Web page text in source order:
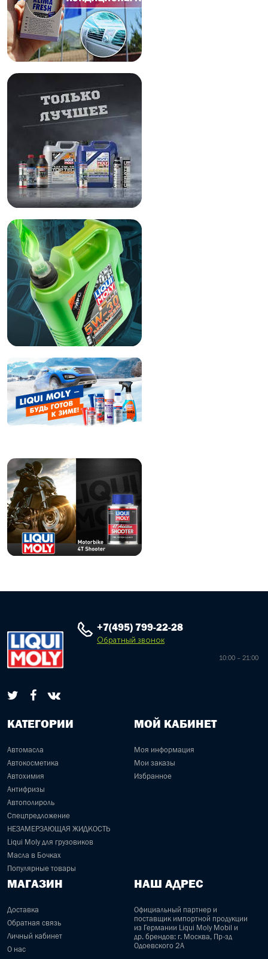
+7(495) 799-22-28
Обратный звонок
10:00 – 21:00
КАТЕГОРИИ
Автомасла
Автокосметика
Автохимия
Антифризы
Автополироль
Спецпредложение
НЕЗАМЕРЗАЮЩАЯ ЖИДКОСТЬ
Liqui Moly для грузовиков
Масла в Бочках
Популярные товары
МОЙ КАБИНЕТ
Моя информация
Мои заказы
Избранное
МАГАЗИН
Доставка
Обратная связь
Личный кабинет
О нас
НАШ АДРЕС
Официальный партнер и
поставщик импортной продукции
из Германии Liqui Moly Mobil и
др. брендов: г. Москва, Пр-зд
Одоевского 2А